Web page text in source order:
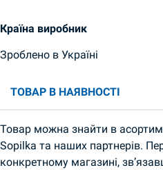
Країна виробник
Зроблено в Україні
ТОВАР В НАЯВНОСТІ
Товар можна знайти в
Sopilka та наших партнерів.
конкретному магазині,